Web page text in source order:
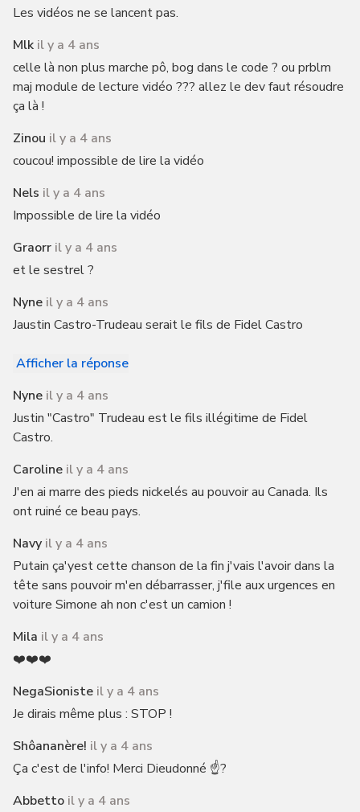
Les vidéos ne se lancent pas.
Mlk il y a 4 ans
celle là non plus marche pô, bog dans le code ? ou prblm
maj module de lecture vidéo ??? allez le dev faut résoudre
ça là !
Zinou il y a 4 ans
coucou! impossible de lire la vidéo
Nels il y a 4 ans
Impossible de lire la vidéo
Graorr il y a 4 ans
et le sestrel ?
Nyne il y a 4 ans
Jaustin Castro-Trudeau serait le fils de Fidel Castro
Afficher la réponse
Nyne il y a 4 ans
Justin "Castro" Trudeau est le fils illégitime de Fidel
Castro.
Caroline il y a 4 ans
J'en ai marre des pieds nickelés au pouvoir au Canada. Ils
ont ruiné ce beau pays.
Navy il y a 4 ans
Putain ça'yest cette chanson de la fin j'vais l'avoir dans la
tête sans pouvoir m'en débarrasser, j'file aux urgences en
voiture Simone ah non c'est un camion !
Mila il y a 4 ans
❤️❤️❤️
NegaSioniste il y a 4 ans
Je dirais même plus : STOP !
Shôananère! il y a 4 ans
Ça c'est de l'info! Merci Dieudonné ☝?
Abbetto il y a 4 ans